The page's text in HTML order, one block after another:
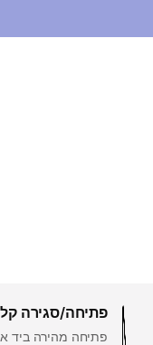
פתיחה/סגירה
פתיחה מהירה ביד